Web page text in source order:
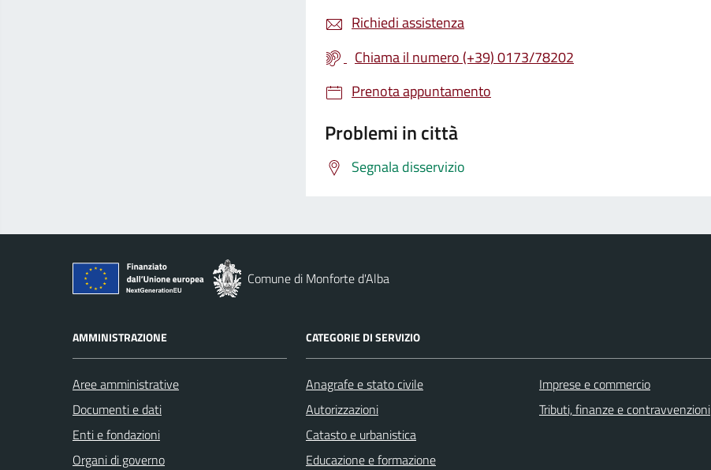
Richiedi assistenza
Chiama il numero (+39) 0173/78202
Prenota appuntamento
Problemi in città
Segnala disservizio
Comune di Monforte d'Alba
AMMINISTRAZIONE
Aree amministrative
Documenti e dati
Enti e fondazioni
Organi di governo
CATEGORIE DI SERVIZIO
Anagrafe e stato civile
Autorizzazioni
Catasto e urbanistica
Educazione e formazione
Imprese e commercio
Tributi, finanze e contravvenzioni